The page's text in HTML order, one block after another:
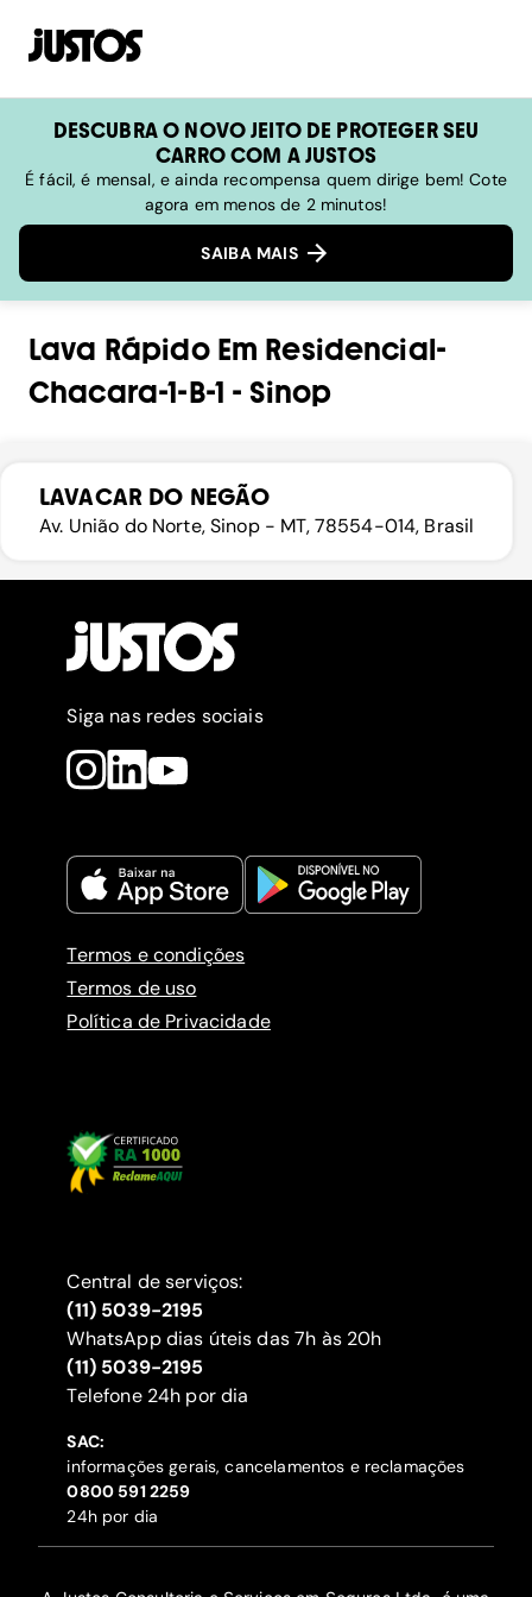
DESCUBRA O NOVO JEITO DE PROTEGER SEU
CARRO COM A JUSTOS
É fácil, é mensal, e ainda recompensa quem dirige bem! Cote
agora em menos de 2 minutos!
SAIBA MAIS
Lava RápidoEm Residencial-
Chacara-1-B-1 - Sinop
LAVACAR DO NEGÃO
Av. União do Norte, Sinop - MT, 78554-014, Brasil
Siga nas redes sociais
Termos e condições
Termos de uso
Política de Privacidade
Central de serviços:
(11) 5039-2195
WhatsApp dias úteis das 7h às 20h
(11) 5039-2195
‍Telefone 24h por dia
SAC:
informações gerais, cancelamentos e reclamações
‍0800 591 2259
24h por dia